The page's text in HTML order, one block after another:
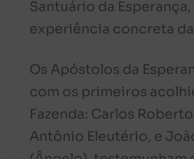
Santuário da
experiência concreta da
Os Apóstolos da
com os primeiros
Fazenda: Carlos
Antônio Eleutério, e